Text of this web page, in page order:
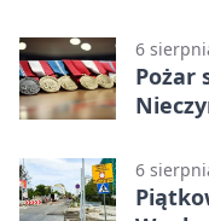
6
Pożar
6